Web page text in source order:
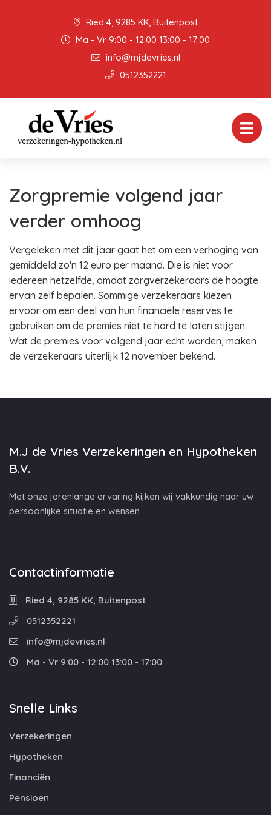
Ried 4, 9285 KK, Buitenpost
Ma - Vr 9:00 - 12:00 13:00 - 17:00
info@mjdevries.nl
0512352221
Zorgpremie volgend jaar
verder omhoog
Vergeleken met dit jaar gaat het om een verhoging van
gemiddeld zo'n 12 euro per maand. Die is niet voor
iedereen hetzelfde, omdat zorgverzekeraars de hoogte
ervan zelf bepalen. Sommige verzekeraars kiezen
ervoor om een deel van hun financiële reserves te
gebruiken om de premies niet te hard te laten stijgen.
Wat de premies voor volgend jaar echt worden, maken
de verzekeraars uiterlijk 12 november bekend.
M.J de Vries Verzekeringen en Hypotheken
B.V.
Met onze jarenlange ervaring kijken wij vakkundig naar uw
persoonlijke situatie en wensen.
Contactinformatie
Ried 4, 9285 KK, Buitenpost
0512352221
info@mjdevries.nl
Ma - Vr 9:00 - 12:00 13:00 - 17:00
Snelle Links
Verzekeringen
Hypotheken
Financiën
Pensioen